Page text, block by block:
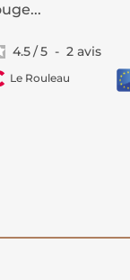
4.5/5 - 2 avis
Le Rouleau